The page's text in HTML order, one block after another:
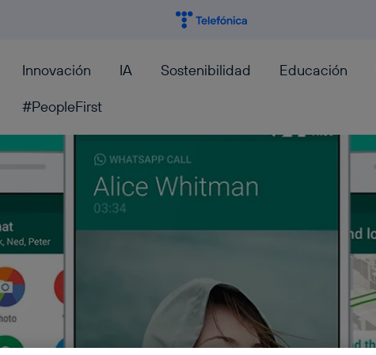
Innovación IA Sostenibilidad Educación
#PeopleFirst